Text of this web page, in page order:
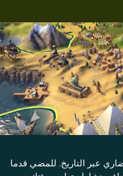
عبر التاريخ. للمضي قدما